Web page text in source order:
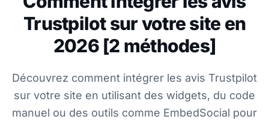
Trustpilot sur votre site en
2026 [2 méthodes]
Découvrez comment intégrer les avis Trustpilot
sur votre site en utilisant des widgets, du code
manuel ou des outils comme EmbedSocial pour